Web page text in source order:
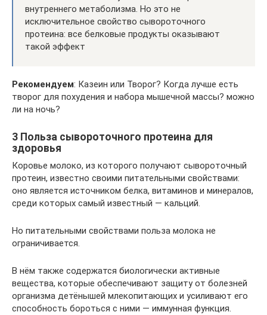
внутреннего метаболизма. Но это не
исключительное свойство сывороточного
протеина: все белковые продукты оказывают
такой эффект
Рекомендуем: Казеин или Творог? Когда лучше есть
творог для похудения и набора мышечной массы? можно
ли на ночь?
3 Польза сывороточного протеина для
здоровья
Коровье молоко, из которого получают сывороточный
протеин, известно своими питательными свойствами:
оно является источником белка, витаминов и минералов,
среди которых самый известный — кальций.
Но питательными свойствами польза молока не
ограничивается.
В нём также содержатся биологически активные
вещества, которые обеспечивают защиту от болезней
организма детёнышей млекопитающих и усиливают его
способность бороться с ними — иммунная функция.